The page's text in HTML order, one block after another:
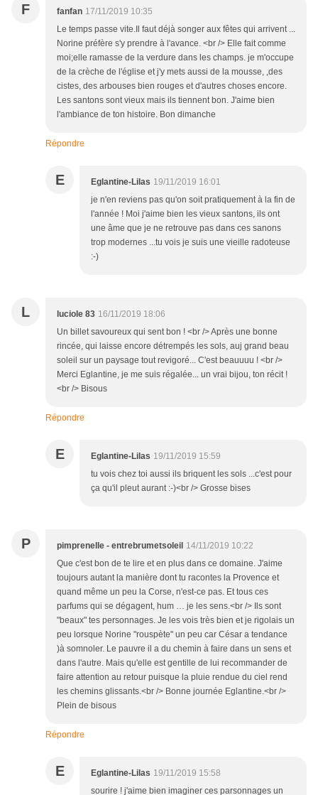
F fanfan 17/11/2019 10:35
Le temps passe vite.Il faut déjà songer aux fêtes qui arrivent ...
Norine préfère s'y prendre à l'avance. <br /> Elle fait comme
moi;elle ramasse de la verdure dans les champs. je m'occupe
de la crèche de l'église et j'y mets aussi de la mousse, ,des
cistes, des arbouses bien rouges et d'autres choses encore.
Les santons sont vieux mais ils tiennent bon. J'aime bien
l'ambiance de ton histoire. Bon dimanche
Répondre
E Eglantine-Lilas 19/11/2019 16:01
je n'en reviens pas qu'on soit pratiquement à la fin de
l'année ! Moi j'aime bien les vieux santons, ils ont
une âme que je ne retrouve pas dans ces sanons
trop modernes ...tu vois je suis une vieille radoteuse
:-)
L luciole 83 16/11/2019 18:06
Un billet savoureux qui sent bon ! <br /> Après une bonne
rincée, qui laisse encore détrempés les sols, auj grand beau
soleil sur un paysage tout revigoré... C'est beauuuu ! <br />
Merci Eglantine, je me suis régalée... un vrai bijou, ton récit !
<br /> Bisous
Répondre
E Eglantine-Lilas 19/11/2019 15:59
tu vois chez toi aussi ils briquent les sols ...c'est pour
ça qu'il pleut aurant :-)<br /> Grosse bises
P pimprenelle - entrebrumetsoleil 14/11/2019 10:22
Que c'est bon de te lire et en plus dans ce domaine. J'aime
toujours autant la manière dont tu racontes la Provence et
quand même un peu la Corse, n'est-ce pas. Et tous ces
parfums qui se dégagent, hum … je les sens.<br /> Ils sont
"beaux" tes personnages. Je les vois très bien et je rigolais un
peu lorsque Norine "rouspète" un peu car César a tendance
)à somnoler. Le pauvre il a du chemin à faire dans un sens et
dans l'autre. Mais qu'elle est gentille de lui recommander de
faire attention au retour puisque la pluie rendue du ciel rend
les chemins glissants.<br /> Bonne journée Eglantine.<br />
Plein de bisous
Répondre
E Eglantine-Lilas 19/11/2019 15:58
sourire ! j'aime bien imaginer ces parsonnages un